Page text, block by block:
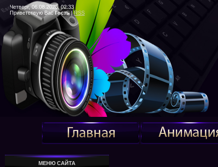
Четверг, 06.08.2026, 02:33
Приветствую Вас Гость|RSS
МЕНЮ САЙТА